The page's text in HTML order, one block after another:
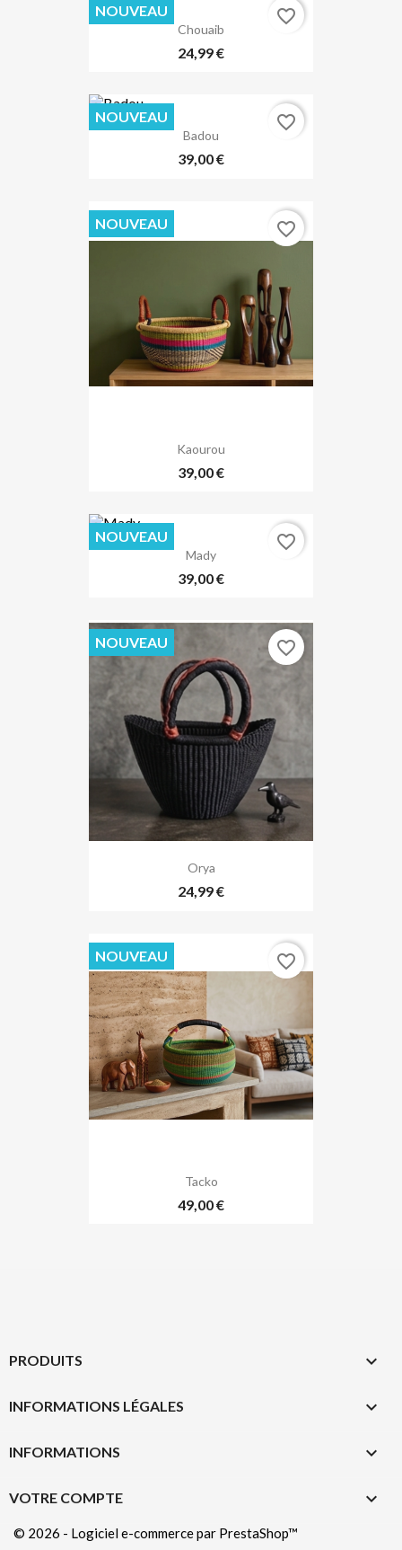
Chouaib
24,99 €
NOUVEAU favorite_border
Badou
39,00 €
NOUVEAU favorite_border
Kaourou
39,00 €
NOUVEAU favorite_border
Mady
39,00 €
NOUVEAU favorite_border
Orya
24,99 €
NOUVEAU favorite_border
Tacko
49,00 €
NOUVEAU favorite_border
PRODUITS 
INFORMATIONS LÉGALES 
INFORMATIONS keyboard_arrow_down
VOTRE COMPTE 
© 2026 - Logiciel e-commerce par PrestaShop™